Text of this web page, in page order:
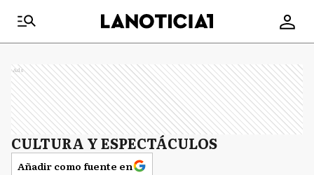
Ads
CULTURA Y ESPECTÁCULOS
Añadir como fuente en